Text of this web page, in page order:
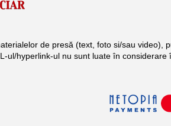
de presă (text, foto si/sau
ul/hyperlink-ul nu sunt luate în